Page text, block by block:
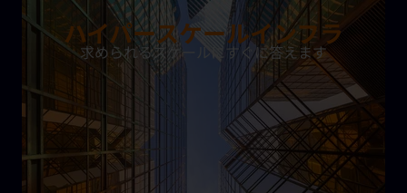
ハイパースケールインフラ
求められるスケールにすぐに答えます
マルチメガワット級の導入実績
と、設計
PUE1.25
という業界 の効率設計を実現してい
。
アジア太平洋全域での迅速な展開を支える確かな
があります。